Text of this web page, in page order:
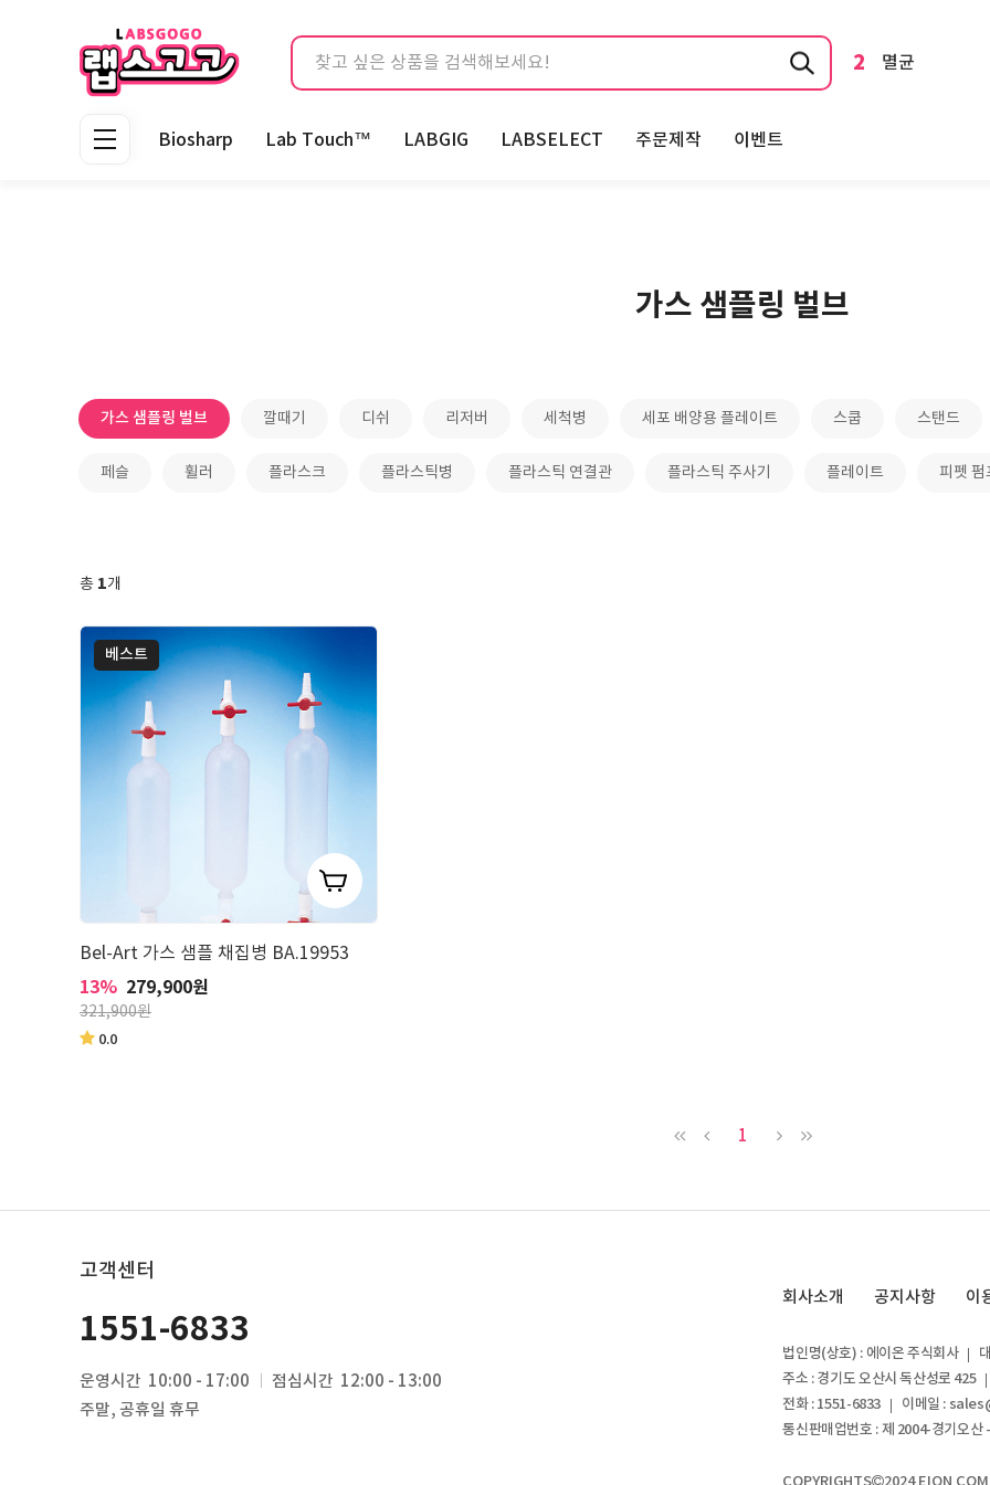
2 멸균
8 교반기
9
Biosharp Lab Touch™ LABGIG LABSELECT 주문제작 이벤트
가스 샘플링 벌브
가스 샘플링 벌브 깔때기 디쉬 리저버 세척병 세포 배양용 플레이트 스쿱 스탠드
페슬 휠러 플라스크 플라스틱병 플라스틱 연결관 플라스틱 주사기 플레이트 피펫 펌
총 1개
베스트
Bel-Art 가스 샘플 채집병 BA.19953
13% 279,900원
321,900원
0.0
1
고객센터
1551-6833
운영시간 10:00 - 17:00 점심시간 12:00 - 13:00
주말, 공휴일 휴무
회사소개 공지사항 이
법인명(상호) : 에이온 주식회사
주소 : 경기도 오산시 독산성로 425
전화 : 1551-6833
이메일 :
통신판매업번호 : 제 2004-경기오산